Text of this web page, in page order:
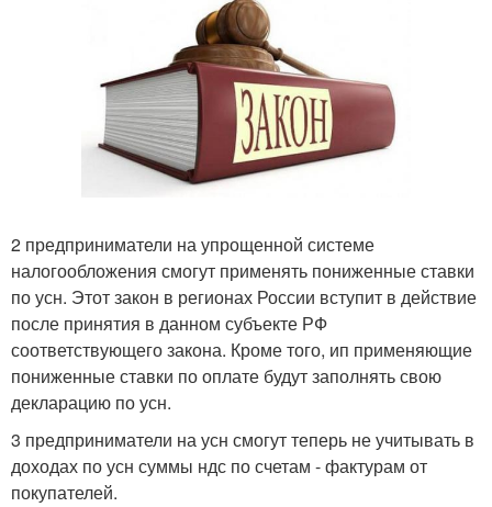
2 предприниматели на упрощенной системе
налогообложения смогут применять пониженные ставки
по усн. Этот закон в регионах России вступит в действие
после принятия в данном субъекте РФ
соответствующего закона. Кроме того, ип применяющие
пониженные ставки по оплате будут заполнять свою
декларацию по усн.
3 предприниматели на усн смогут теперь не учитывать в
доходах по усн суммы ндс по счетам - фактурам от
покупателей.